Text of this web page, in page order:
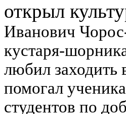
открыл
Иванович
кустаря-
любил
помогал
студентов по